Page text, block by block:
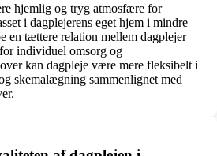
hjemlig og tryg atmosfære for
i dagplejerens eget hjem i mindre
en tættere relation mellem dagplejer
individuel omsorg og
kan dagpleje være mere fleksibelt i
skemalægning sammenlignet med